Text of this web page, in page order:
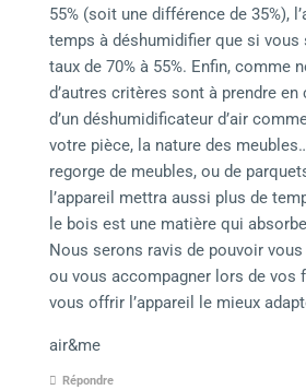
55% (soit une différence de 35%),
temps à déshumidifier que si vous
taux de 70% à 55%. Enfin, comme
d’autres critères sont à prendre
d’un déshumidificateur d’air
votre pièce, la nature des
regorge de meubles, ou de
l’appareil mettra aussi plus de
le bois est une matière qui
Nous serons ravis de pouvoir
ou vous accompagner lors de vos
vous offrir l’appareil le mieux
air&me
Répondre